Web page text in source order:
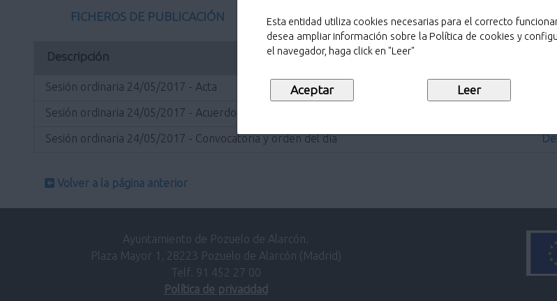
Esta entidad utiliza cookies necesarias para el correcto
desea ampliar información sobre la Política de cookies y
el navegador, haga click en "Leer"
FICHEROS DE PUBLICACIÓN
Descripción
Sesión ordinaria 24/05/2017 - Acta
Sesión ordinaria 24/05/2017 - Acuerdos
Sesión ordinaria 24/05/2017 - Convocatoria y orden del día
Volver a la página anterior
Ayuntamiento de Pozuelo de Alarcón.
Plaza Mayor 1, 28223 Pozuelo de Alarcón (Madrid)
Telf. 91 452 27 00
Política de privacidad